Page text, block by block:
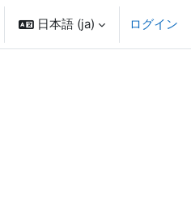
入力に切り替える
日本語 ‎(ja)‎ ログイン